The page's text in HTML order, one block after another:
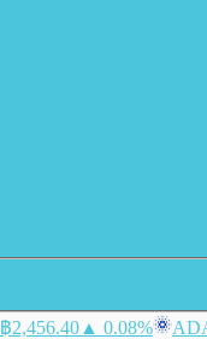
฿2,456.40 ▲ 0.08%